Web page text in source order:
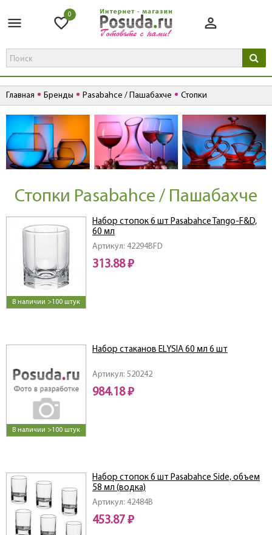
0
Главная Бренды Pasabahce / Пашабахче Стопки
Стопки Pasabahce / Пашабахче
В наличии >100 штук
Артикул: 42294BFD
Набор стопок 6 шт Pasabahce Tango-F&D,
60 мл
313.88 ₽
В наличии >100 штук
Артикул: 520242
Набор стаканов ELYSIA 60 мл 6 шт
984.18 ₽
Артикул: 42484B
Набор стопок 6 шт Pasabahce Side, объем
58 мл (водка)
453.87 ₽